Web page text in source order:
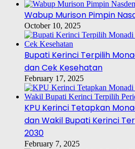
Wabup Murison Pimpin
October 10, 2025
Bupati Kerinci Terpilih
dan Cek Kesehatan
February 17, 2025
KPU Kerinci Tetapkan
dan Wakil Bupati Kerinci
2030
February 7, 2025